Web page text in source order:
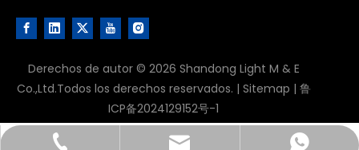
+86-531-88911881
info@chinafoodmachinery.com
+86-13791141709
Derechos de autor © 2026 Shandong Light M & E
Co.,Ltd.Todos los derechos reservados. | Sitemap | 鲁
ICP备2024129152号-1